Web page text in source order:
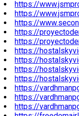
https://
https://
https://
https://
https://
https://
https://
https://
https://
https://
https://
https://